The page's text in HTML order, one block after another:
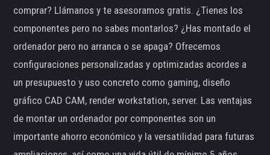
comprar? Llámanos y te asesoramos gratis. ¿Tienes los
componentes pero no sabes montarlos? ¿Has montado el
ordenador pero no arranca o se apaga? Ofrecemos
configuraciones personalizadas y optimizadas acordes a
un presupuesto y uso concreto como gaming, diseño
gráfico CAD CAM, render workstation, server. Las ventajas
de montar un ordenador por componentes son un
importante ahorro económico y la versatilidad para futuras